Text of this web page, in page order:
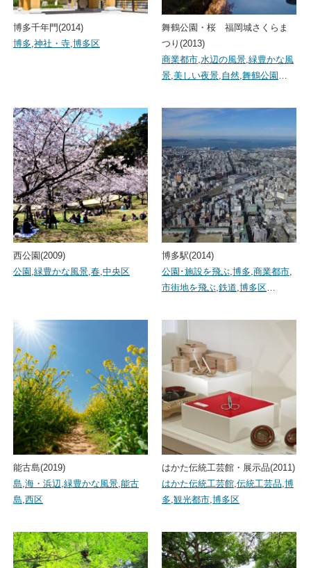
博多千年門(2014)
博多,神社・寺,博多区
舞鶴公園・桜 福岡城さくらま
つり(2013)
商業都市,水辺の風景,緑豊かな風
景,美しい夜景,自然,舞鶴公園 …
西公園(2009)
公園 ,緑豊かな風景,春,中央区
博多駅(2014)
公園･施設を飛ぶ,博多,商業都市,
市街地を飛ぶ,鉄道,博多区…
能古島(2019)
島,海・浜辺,緑豊かな風景,能古
島,西区
はかた伝統工芸館・展示品(2011)
はかた伝統工芸館,伝統工芸品,博
多,観光都市,博多区